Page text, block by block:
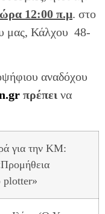
12:00 π.μ. στο
μας, Κάλχου 48-
αναδόχου
πρέπει να
για την ΚΜ:
plotter»